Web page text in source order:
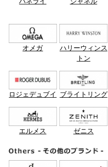
オメガ
ハリーウィンス
トン
ロジェデュブイ ブライトリング
エルメス ゼニス